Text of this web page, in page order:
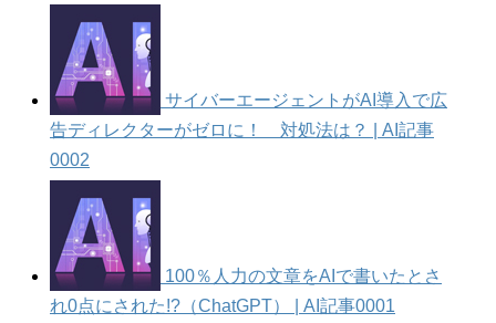
サイバーエージェントがAI導入で広
告ディレクターがゼロに！ 対処法は？ | AI記事
0002
100％人力の文章をAIで書いたとさ
れ0点にされた!?（ChatGPT） | AI記事0001